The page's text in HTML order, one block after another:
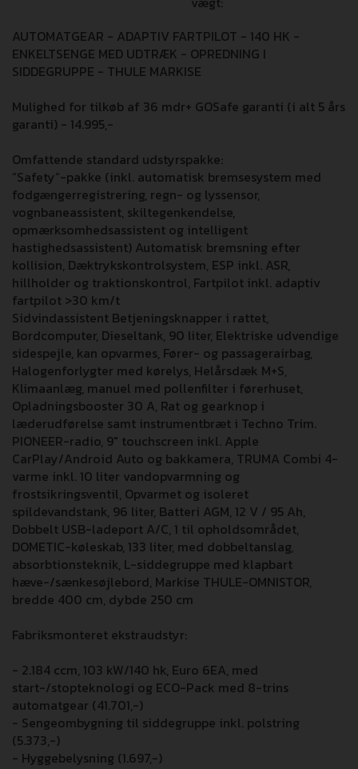
AUTOMATGEAR - ADAPTIV FARTPILOT - 140 HK -
ENKELTSENGE MED UDTRÆK - OPREDNING I
SIDDEGRUPPE - THULE MARKISE
Mulighed for tilkøb af 36 mdr+ GOSafe garanti (i alt 5 års
garanti) - 14.995,-
Omfattende standard udstyrspakke:
“Safety”-pakke (inkl. automatisk bremsesystem med
fodgængerregistrering, regn- og lyssensor,
vognbaneassistent, skiltegenkendelse,
opmærksomhedsassistent og intelligent
hastighedsassistent) Automatisk bremsning efter
kollision, Dæktrykskontrolsystem, ESP inkl. ASR,
hillholder og traktionskontrol, Fartpilot inkl. adaptiv
fartpilot >30 km/t
Sidvindassistent Betjeningsknapper i rattet,
Bordcomputer, Dieseltank, 90 liter, Elektriske udvendige
sidespejle, kan opvarmes, Fører- og passagerairbag,
Halogenforlygter med kørelys, Helårsdæk M+S,
Klimaanlæg, manuel med pollenfilter i førerhuset,
Opladningsbooster 30 A, Rat og gearknop i
læderudførelse samt instrumentbræt i Techno Trim.
PIONEER-radio, 9" touchscreen inkl. Apple
CarPlay/Android Auto og bakkamera, TRUMA Combi 4-
varme inkl. 10 liter vandopvarmning og
frostsikringsventil, Opvarmet og isoleret
spildevandstank, 96 liter, Batteri AGM, 12 V / 95 Ah,
Dobbelt USB-ladeport A/C, 1 til opholdsområdet,
DOMETIC-køleskab, 133 liter, med dobbeltanslag,
absorbtionsteknik, L-siddegruppe med klapbart
hæve-/sænkesøjlebord, Markise THULE-OMNISTOR,
bredde 400 cm, dybde 250 cm
Fabriksmonteret ekstraudstyr:
- 2.184 ccm, 103 kW/140 hk, Euro 6EA, med
start-/stopteknologi og ECO-Pack med 8-trins
automatgear (41.701,-)
- Sengeombygning til siddegruppe inkl. polstring
(5.373,-)
- Hyggebelysning (1.697,-)